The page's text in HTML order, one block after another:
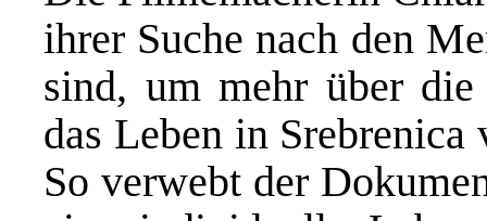
ihrer Suche nach den
sind, um mehr über
das Leben in
So verwebt der